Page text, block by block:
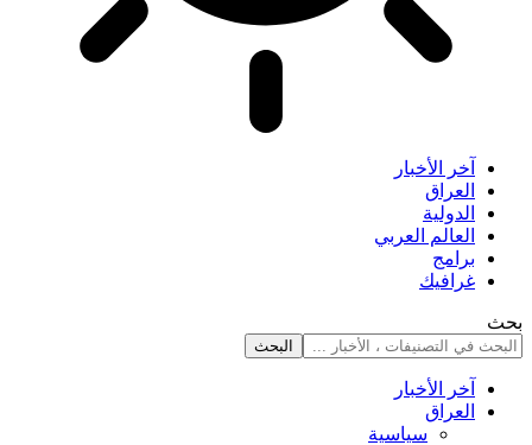
آخر الأخبار
العراق
الدولية
العالم العربي
برامج
غرافيك
بحث
آخر الأخبار
العراق
سياسية